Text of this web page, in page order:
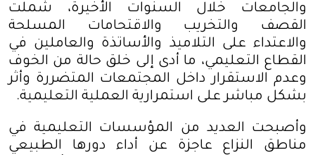
والجامعات خلال السنوات الأخيرة، شملت
القصف والتخريب والاقتحامات المسلحة
والاعتداء على التلاميذ والأساتذة والعاملين في
القطاع التعليمي، ما أدى إلى خلق حالة من الخوف
وعدم الاستقرار داخل المجتمعات المتضررة وأثر
بشكل مباشر على استمرارية العملية التعليمية.
وأصبحت العديد من المؤسسات التعليمية في
مناطق النزاع عاجزة عن أداء دورها الطبيعي